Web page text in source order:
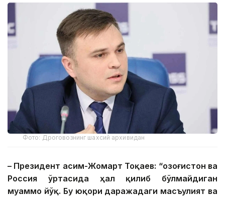
Фото: Дроговознинг шахсий архивидан
– Президент Қасим-Жомарт Тоқаев: “Қозоғистон ва
Россия ўртасида ҳал қилиб бўлмайдиган
муаммо йўқ. Бу юқори даражадаги масъулият ва